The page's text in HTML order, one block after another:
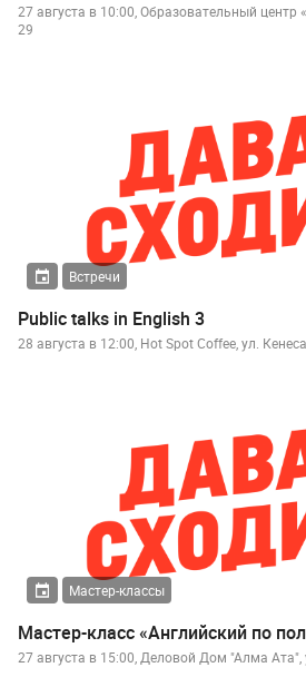
27 августа в 10:00, Образовательный центр
29
Встречи
Public talks in English 3
28 августа в 12:00, Hot Spot Coffee, ул.
Мастер-классы
Мастер-класс «Английский по
27 августа в 15:00, Деловой Дом "Алма